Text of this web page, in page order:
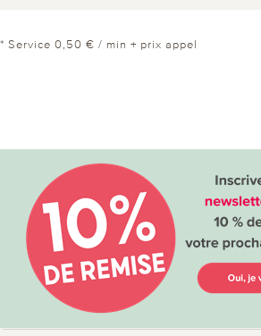
* Service 0,50 € / min + prix appel